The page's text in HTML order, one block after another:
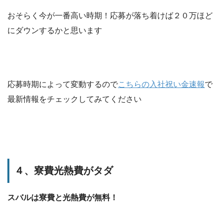
おそらく今が一番高い時期！応募が落ち着けば２０万ほど
にダウンするかと思います
応募時期によって変動するのでこちらの入社祝い金速報で
最新情報をチェックしてみてください
４、寮費光熱費がタダ
スバルは寮費と光熱費が無料！